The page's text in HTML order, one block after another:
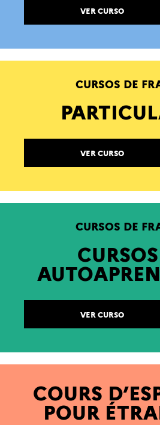
VER CURSO
CURSOS DE
VER CURSO
CURSOS DE
VER CURSO
COURS
POUR